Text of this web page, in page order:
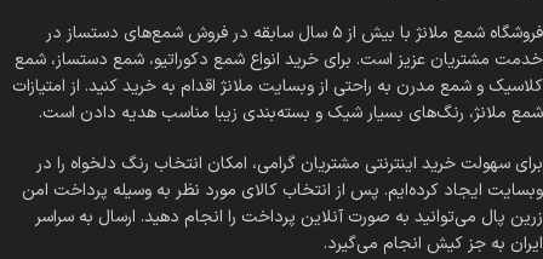
فروشگاه شمع ملانژ با بیش از ۵ سال سابقه در فروش شمع‌های دستساز در
خدمت مشتریان عزیز است. برای خرید انواع شمع دکوراتیو، شمع دستساز، شمع
کلاسیک و شمع مدرن به راحتی از وبسایت ملانژ اقدام به خرید کنید. از امتیازات
شمع ملانژ، رنگ‌های بسیار شیک و بسته‌بندی زیبا مناسب هدیه دادن است.
برای سهولت خرید اینترنتی مشتریان گرامی، امکان انتخاب رنگ دلخواه را در
وبسایت ایجاد کرده‌ایم. پس از انتخاب کالای مورد نظر به وسیله پرداخت امن
زرین پال می‌توانید به صورت آنلاین پرداخت را انجام دهید. ارسال به سراسر
ایران به جز کیش انجام می‌گیرد.